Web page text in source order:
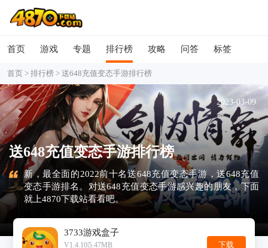
首页 游戏 专题 排行榜 攻略 问答 标签
首页 > 排行榜 > 送648充值变态手游排行榜
送648充值变态手游排行榜
4870下载站送648充值变态手游排行榜为各位用户带来了最
新，最全面的2022前十名送648充值变态手游，送648充值
变态手游排名。对送648充值变态手游感兴趣的朋友，下面
就上4870下载站看看吧。
2023-03-09
3733游戏盒子
V1.4.10|5.47MB
下载